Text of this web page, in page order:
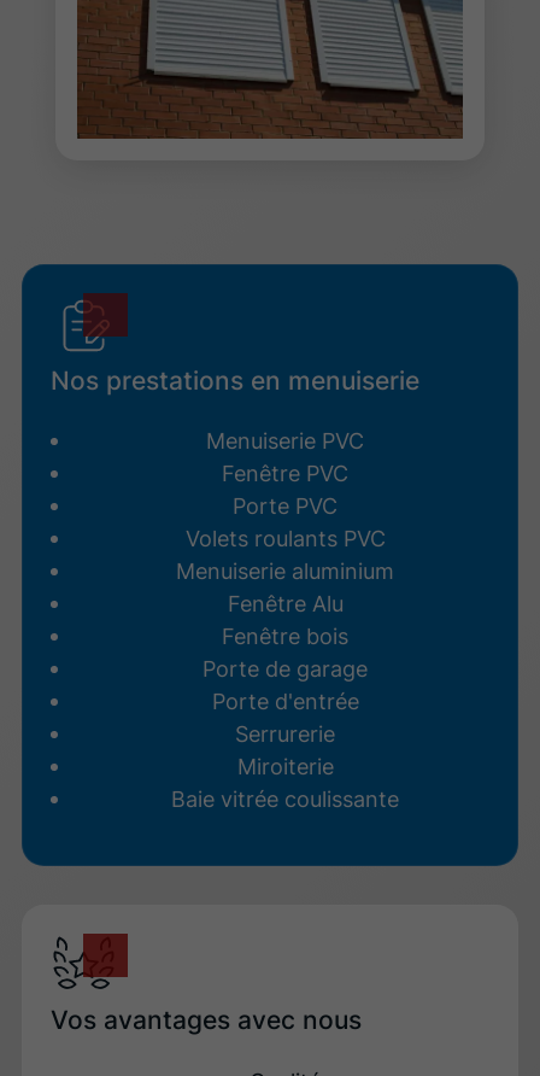
Nos prestations en menuiserie
Menuiserie PVC
Fenêtre PVC
Porte PVC
Volets roulants PVC
Menuiserie aluminium
Fenêtre Alu
Fenêtre bois
Porte de garage
Porte d'entrée
Serrurerie
Miroiterie
Baie vitrée coulissante
Vos avantages avec nous